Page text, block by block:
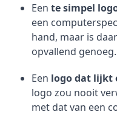
Een te simpel
een
hand, maar is
opvallend genoeg.
Een logo dat lijkt
logo zou nooit
met dat van een